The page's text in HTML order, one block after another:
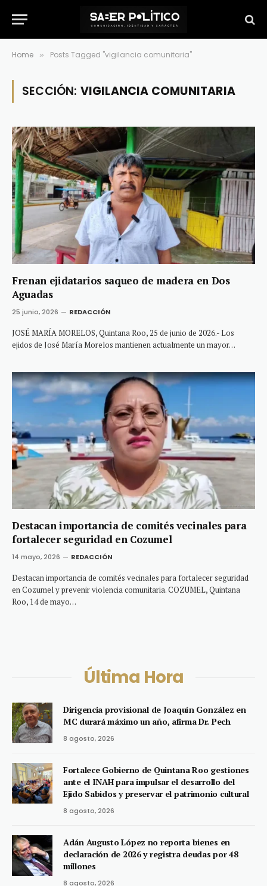
Home » Posts Tagged "vigilancia comunitaria"
SECCIÓN: VIGILANCIA COMUNITARIA
Frenan ejidatarios saqueo de madera en Dos
Aguadas
25 junio, 2026 REDACCIÓN
JOSÉ MARÍA MORELOS, Quintana Roo, 25 de junio de 2026.- Los
ejidos de José María Morelos mantienen actualmente un mayor…
Destacan importancia de comités vecinales para
fortalecer seguridad en Cozumel
14 mayo, 2026 REDACCIÓN
Destacan importancia de comités vecinales para fortalecer seguridad
en Cozumel y prevenir violencia comunitaria. COZUMEL, Quintana
Roo, 14 de mayo…
Última Hora
Dirigencia provisional de Joaquín González en
MC durará máximo un año, afirma Dr. Pech
8 agosto, 2026
Fortalece Gobierno de Quintana Roo gestiones
ante el INAH para impulsar el desarrollo del
Ejido Sabidos y preservar el patrimonio cultural
8 agosto, 2026
Adán Augusto López no reporta bienes en
declaración de 2026 y registra deudas por 48
millones
8 agosto, 2026